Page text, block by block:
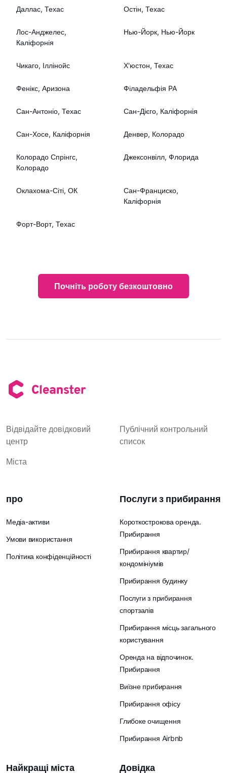
Даллас, Техас Остін, Техас
Лос-Анджелес,
Каліфорнія
Нью-Йорк, Нью-Йорк
Чикаго, Іллінойс Х'юстон, Техас
Фенікс, Аризона Філадельфія PA
Сан-Антоніо, Техас Сан-Дієго, Каліфорнія
Сан-Хосе, Каліфорнія Денвер, Колорадо
Колорадо Спрінгс,
Колорадо
Джексонвілл, Флорида
Оклахома-Сіті, ОК
Сан-Франциско,
Каліфорнія
Форт-Ворт, Техас
Почніть роботу безкоштовно
Відвідайте довідковий
центр
Публічний контрольний
список
Міста
про
Медіа-активи
Умови використання
Політика конфіденційності
Послуги з прибирання
Короткострокова оренда.
Прибирання
Прибирання квартир/
кондомініумів
Прибирання будинку
Послуги з прибирання
спортзалів
Прибирання місць загального
користування
Оренда на відпочинок.
Прибирання
Виїзне прибирання
Прибирання офісу
Глибоке очищення
Прибирання Airbnb
Найкращі міста Довідка